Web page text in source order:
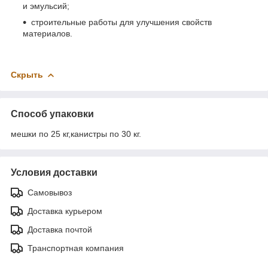
и эмульсий;
строительные работы для улучшения свойств
материалов.
Скрыть
Способ упаковки
мешки по 25 кг,канистры по 30 кг.
Условия доставки
Самовывоз
Доставка курьером
Доставка почтой
Транспортная компания